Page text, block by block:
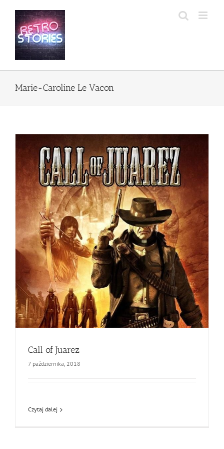
zawartości
Marie-Caroline Le Vacon
Call of Juarez
7 października, 2018
Czytaj dalej